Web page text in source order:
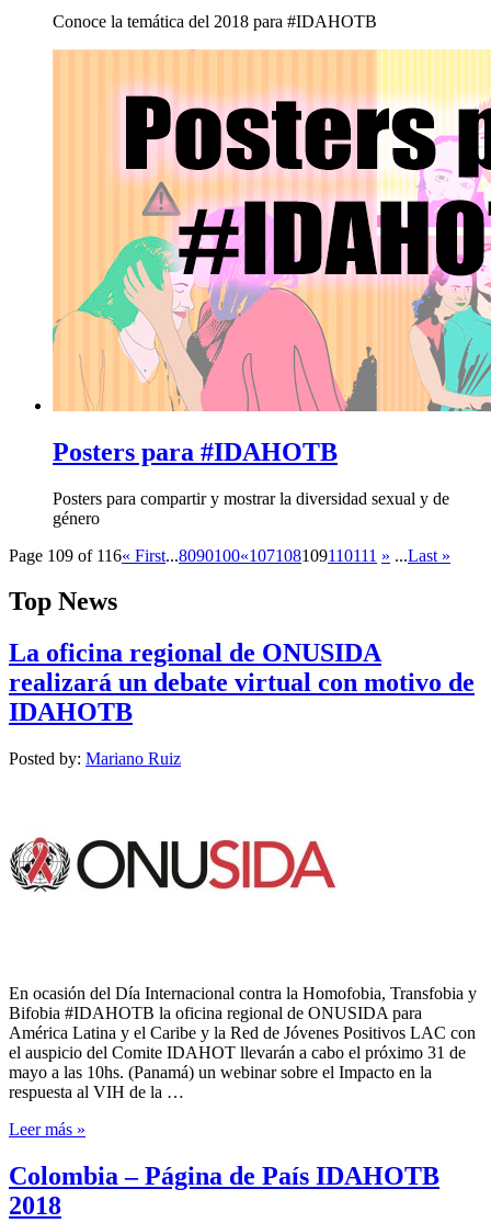
Conoce la temática del 2018 para #IDAHOTB
Posters para #IDAHOTB
Posters para compartir y mostrar la diversidad sexual y de
género
Page 109 of 116« First...8090100«107108109110111 » ...Last »
Top News
La oficina regional de ONUSIDA
realizará un debate virtual con motivo de
IDAHOTB
Posted by: Mariano Ruiz
En ocasión del Día Internacional contra la Homofobia, Transfobia y
Bifobia #IDAHOTB la oficina regional de ONUSIDA para
América Latina y el Caribe y la Red de Jóvenes Positivos LAC con
el auspicio del Comite IDAHOT llevarán a cabo el próximo 31 de
mayo a las 10hs. (Panamá) un webinar sobre el Impacto en la
respuesta al VIH de la …
Leer más »
Colombia – Página de País IDAHOTB
2018